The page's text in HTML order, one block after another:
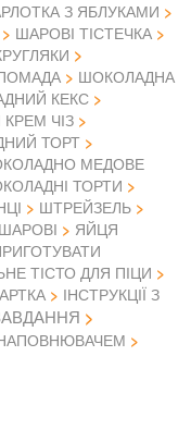
З ЯБЛУКАМИ
ШАРОВІ ТІСТЕЧКА
ШОКОЛАДНА
КЕКС
ЧІЗ
ТОРТ
МЕДОВЕ
ТОРТИ
ШТРЕЙЗЕЛЬ
ЯЙЦЯ
ТІСТО ДЛЯ ПІЦИ
ІНСТРУКЦІЇ З
НАПОВНЮВАЧЕМ